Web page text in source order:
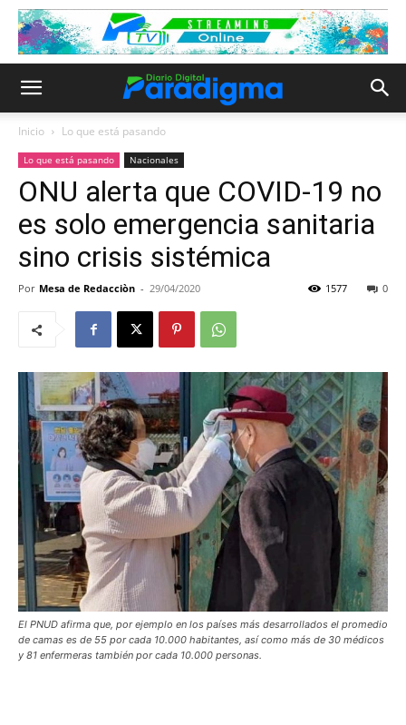
Inicio Lo que está pasando
Lo que está pasando Nacionales
ONU alerta que COVID-19 no
es solo emergencia sanitaria
sino crisis sistémica
Por Mesa de Redacciòn - 29/04/2020 0
1577
El PNUD afirma que, por ejemplo en los países más desarrollados el promedio
de camas es de 55 por cada 10.000 habitantes, así como más de 30 médicos
y 81 enfermeras también por cada 10.000 personas.